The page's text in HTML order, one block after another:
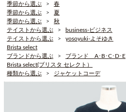
季節から選ぶ
春
季節から選ぶ
夏
季節から選ぶ
秋
テイストから選ぶ
business-ビジネス
テイストから選ぶ
yosoyuki-よそゆき
Brista select
ブランドから選ぶ
ブランド A･B･C･D･E
Brista select(ブリスタ セレクト）
種類から選ぶ
ジャケットコーデ